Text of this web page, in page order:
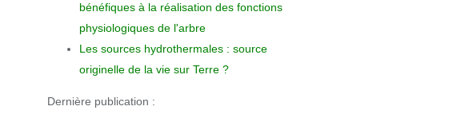
bénéfiques à la réalisation des fonctions
physiologiques de l'arbre
Les sources hydrothermales : source
originelle de la vie sur Terre ?
Dernière publication :